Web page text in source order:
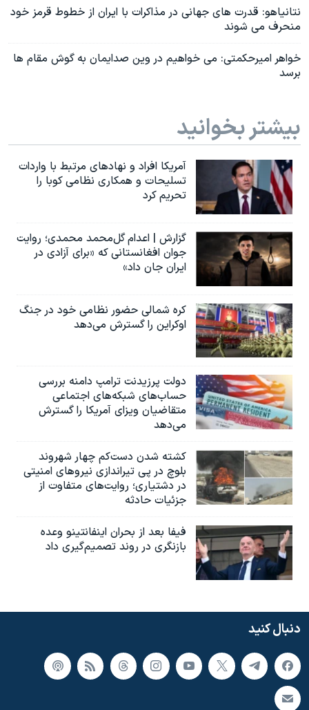
نتانیاهو: قدرت های جهانی در مذاکرات با ایران از خطوط قرمز خود
منحرف می شوند
خواهر امیرحکمتی: می خواهیم در وین صدایمان به گوش مقام ها
برسد
بیشتر بخوانید
آمریکا افراد و نهادهای مرتبط با واردات
تسلیحات و همکاری نظامی کوبا را
تحریم کرد
گزارش | اعدام گل‌محمد محمدی؛ روایت
جوان افغانستانی که «برای آزادی در
ایران جان داد»
کره شمالی حضور نظامی خود در جنگ
اوکراین را گسترش می‌دهد
دولت پرزیدنت ترامپ دامنه بررسی
حساب‌های شبکه‌های اجتماعی
متقاضیان ویزای آمریکا را گسترش
می‌دهد
کشته شدن دست‌کم چهار شهروند
بلوچ در پی تیراندازی نیروهای امنیتی
در دشتیاری؛ روایت‌های متفاوت از
جزئیات حادثه
فیفا بعد از بحران اینفانتینو وعده
بازنگری در روند تصمیم‌گیری داد
دنبال کنید